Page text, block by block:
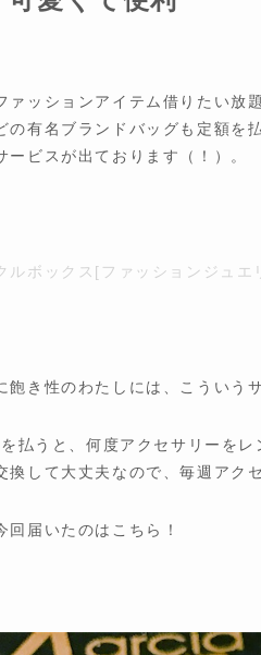
ァッションアイテム借りたい放
の有名ブランドバッグも定額を
ービスが出ております（！）。
ルボックス[ファッションジュ
飽き性のわたしには、こういう
払うと、何度アクセサリーを
換して大丈夫なので、毎週アク
回届いたのはこちら！